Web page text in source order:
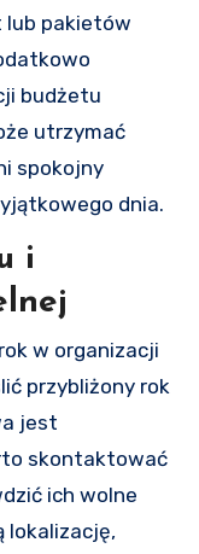
lub pakietów
budżetu
utrzymać
spokojny
dnia.
i
w organizacji
przybliżony rok
jest
skontaktować
ich wolne
lokalizację,